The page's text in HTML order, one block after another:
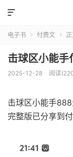

电子书  付费文 
击球区小能手
2025-12-28 阅读
击球区小能手
完整版已分享到